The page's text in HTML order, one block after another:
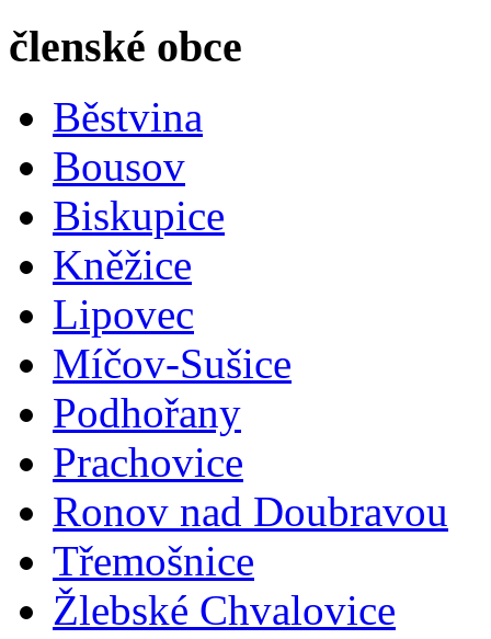
členské obce
Běstvina
Bousov
Biskupice
Kněžice
Lipovec
Míčov-Sušice
Podhořany
Prachovice
Ronov nad Doubravou
Třemošnice
Žlebské Chvalovice